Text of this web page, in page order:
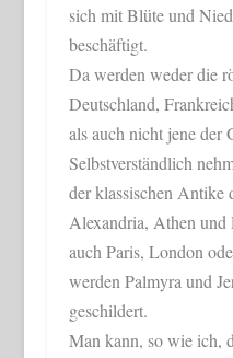
sich mit Blüte und
beschäftigt.
Da werden weder die
Deutschland,
als auch nicht jene der
Selbstverständlich
der klassischen Antike
Alexandria, Athen
auch Paris, London
werden Palmyra und
geschildert.
Man kann, so wie ich,